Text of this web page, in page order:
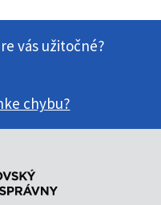
vás užitočné?
chybu?